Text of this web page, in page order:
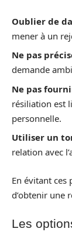
Oublier de
mener à un
Ne pas
demande
Ne pas
résiliation est
personnelle.
Utiliser un
relation avec
En évitant ces
d’obtenir une
Les